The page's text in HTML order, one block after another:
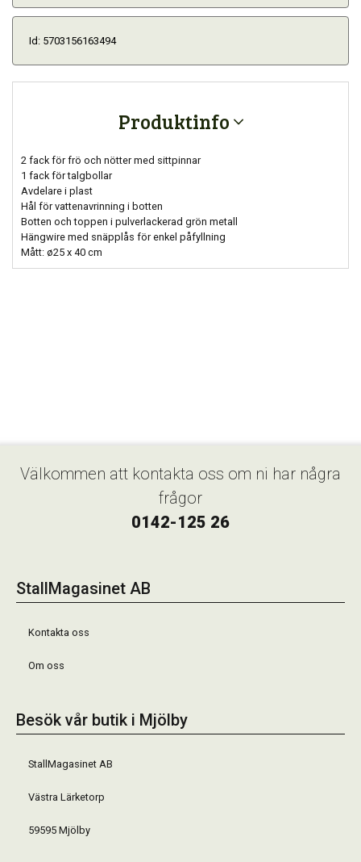
Id: 5703156163494
Produktinfo
2 fack för frö och nötter med sittpinnar
1 fack för talgbollar
Avdelare i plast
Hål för vattenavrinning i botten
Botten och toppen i pulverlackerad grön metall
Hängwire med snäpplås för enkel påfyllning
Mått: ø25 x 40 cm
Välkommen att kontakta oss om ni har några
frågor
0142-125 26
StallMagasinet AB
Kontakta oss
Om oss
Besök vår butik i Mjölby
StallMagasinet AB
Västra Lärketorp
59595 Mjölby